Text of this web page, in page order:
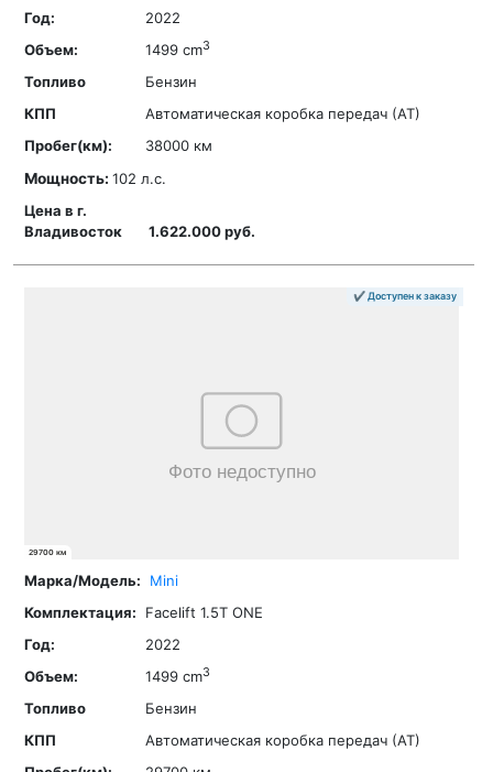
2022
1499 cm3
Бензин
Автоматическая коробка передач (АТ)
38000 км
Мощность:102 л.с.
1.622.000 руб.
✔ Доступен к заказу
29700 км
Mini
Facelift 1.5T ONE
2022
1499 cm3
Бензин
Автоматическая коробка передач (АТ)